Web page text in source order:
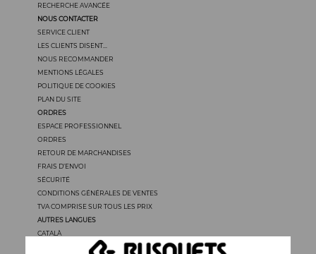
RECHERCHE AVANCÉE
NOUS CONTACTER
SERVICE CLIENT
LES CLIENTS DISENT...
NOUS RECOMMANDER
MENTIONS LÉGALES
POLITIQUE DE COOKIES
PLAN DU SITE
ORDRES
ESPACE PROFESSIONNEL
ORDRES
RETOUR DE MARCHANDISES
FRAIS D’ENVOI
SÉCURITÉ
CONDITIONS GÉNÉRALES DE VENTES
TVA COMPRISE SUR TOUS LES PRIX
AUTRES LANGUES
CATALÀ